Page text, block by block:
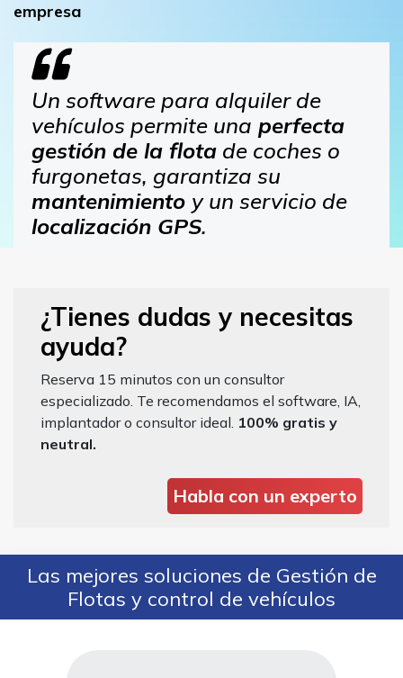
empresa
Un software para alquiler de
vehículos permite una perfecta
gestión de la flota de coches o
furgonetas, garantiza su
mantenimiento y un servicio de
localización GPS.
¿Tienes dudas y necesitas
ayuda?
Reserva 15 minutos con un consultor
especializado. Te recomendamos el software, IA,
implantador o consultor ideal. 100% gratis y
neutral.
Habla con un experto
Las mejores soluciones de Gestión de
Flotas y control de vehículos